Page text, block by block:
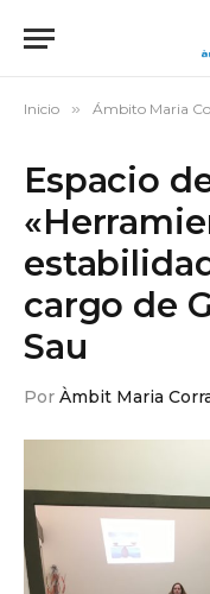
Inicio » Ámbito Maria
Espacio
cargo de
Sau
Por Àmbit Maria